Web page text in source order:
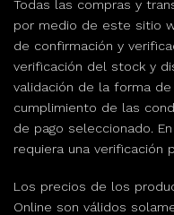
Todas las compras y
por medio de este sitio
de confirmación y
verificación del stock y
validación de la forma
cumplimiento de las
de pago seleccionado.
requiera una verificación
Los precios de los
Online son válidos